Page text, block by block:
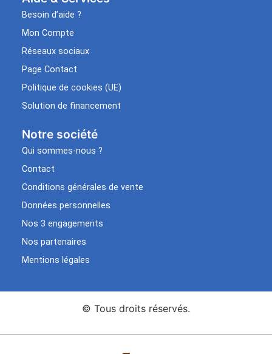
Besoin d’aide ?
Mon Compte
Réseaux sociaux
Page Contact
Politique de cookies (UE)
Solution de financement
Notre société
Qui sommes-nous ?
Contact
Conditions générales de vente
Données personnelles
Nos 3 engagements
Nos partenaires
Mentions légales
© Tous droits réservés.